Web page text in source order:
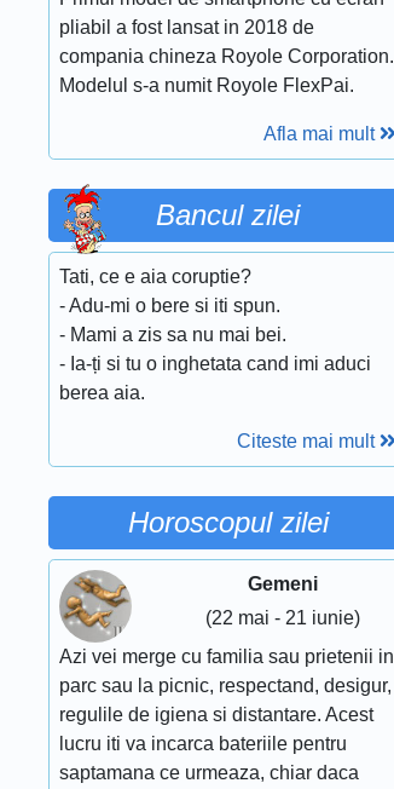
pliabil a fost lansat in 2018 de
compania chineza Royole Corporation.
Modelul s-a numit Royole FlexPai.
Afla mai mult
Bancul zilei
Tati, ce e aia coruptie?
- Adu-mi o bere si iti spun.
- Mami a zis sa nu mai bei.
- Ia-ți si tu o inghetata cand imi aduci
berea aia.
Citeste mai mult
Horoscopul zilei
Gemeni
(22 mai - 21 iunie)
Azi vei merge cu familia sau prietenii in
parc sau la picnic, respectand, desigur,
regulile de igiena si distantare. Acest
lucru iti va incarca bateriile pentru
saptamana ce urmeaza, chiar daca